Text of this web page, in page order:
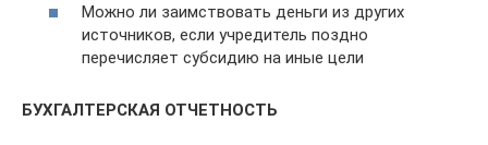
Можно ли заимствовать деньги из других
источников, если учредитель поздно
перечисляет субсидию на иные цели
БУХГАЛТЕРСКАЯ ОТЧЕТНОСТЬ